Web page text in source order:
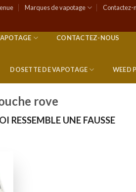
Marques de vapotage Contactez-
CONTACTEZ-NOUS
DOSETTE DE VAPOTAGE WEED
rove
RESSEMBLE UNE FAUSSE